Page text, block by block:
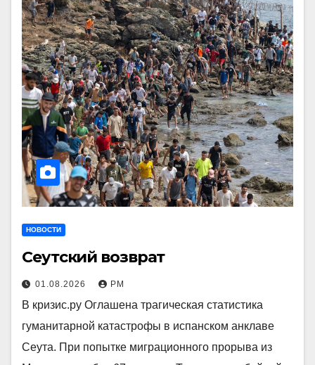
НОВОСТИ
Сеутский возврат
01.08.2026 РМ
В кризис.ру Оглашена трагическая статистика
гуманитарной катастрофы в испанском анклаве
Сеута. При попытке миграционного прорыва из